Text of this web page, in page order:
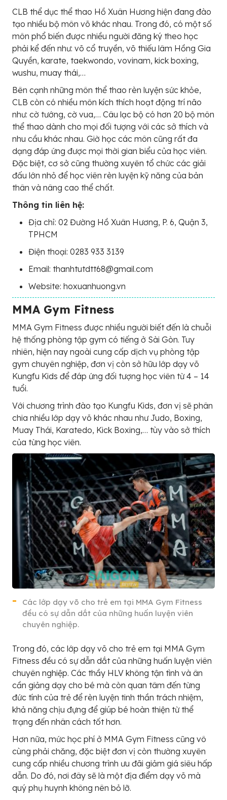
CLB thể dục thể thao Hồ Xuân Hương hiện đang đào
tạo nhiều bộ môn võ khác nhau. Trong đó, có một số
môn phổ biến được nhiều người đăng ký theo học
phải kể đến như: võ cổ truyền, võ thiếu lâm Hồng Gia
Quyền, karate, taekwondo, vovinam, kick boxing,
wushu, muay thái,…
Bên cạnh những môn thể thao rèn luyện sức khỏe,
CLB còn có nhiều môn kích thích hoạt động trí não
như: cờ tướng, cờ vua,… Câu lạc bộ có hơn 20 bộ môn
thể thao dành cho mọi đối tượng với các sở thích và
nhu cầu khác nhau. Giờ học các môn cũng rất đa
dạng đáp ứng được mọi thời gian biểu của học viên.
Đặc biệt, cơ sở cũng thường xuyên tổ chức các giải
đấu lớn nhỏ để học viên rèn luyện kỹ năng của bản
thân và nâng cao thể chất.
Thông tin liên hệ:
Địa chỉ: 02 Đường Hồ Xuân Hương, P. 6, Quận 3,
TPHCM
Điện thoại: 0283 933 3139
Email: thanhtutdtt68@gmail.com
Website: hoxuanhuong.vn
MMA Gym Fitness
MMA Gym Fitness được nhiều người biết đến là chuỗi
hệ thống phòng tập gym có tiếng ở Sài Gòn. Tuy
nhiên, hiện nay ngoài cung cấp dịch vụ phòng tập
gym chuyên nghiệp, đơn vị còn sở hữu lớp dạy võ
Kungfu Kids để đáp ứng đối tượng học viên từ 4 – 14
tuổi.
Với chương trình đào tạo Kungfu Kids, đơn vị sẽ phân
chia nhiều lớp dạy võ khác nhau như Judo, Boxing,
Muay Thái, Karatedo, Kick Boxing,… tùy vào sở thích
của từng học viên.
Các lớp dạy võ cho trẻ em tại MMA Gym Fitness
đều có sự dẫn dắt của những huấn luyện viên
chuyên nghiệp.
Trong đó, các lớp dạy võ cho trẻ em tại MMA Gym
Fitness đều có sự dẫn dắt của những huấn luyện viên
chuyên nghiệp. Các thầy HLV không tận tình và ân
cần giảng dạy cho bé mà còn quan tâm đến từng
đức tính của trẻ để rèn luyện tinh thần trách nhiệm,
khả năng chịu đựng để giúp bé hoàn thiện từ thể
trạng đến nhân cách tốt hơn.
Hơn nữa, mức học phí ở MMA Gym Fitness cũng vô
cùng phải chăng, đặc biệt đơn vị còn thường xuyên
cung cấp nhiều chương trình ưu đãi giảm giá siêu hấp
dẫn. Do đó, nơi đây sẽ là một địa điểm dạy võ mà
quý phụ huynh không nên bỏ lỡ.